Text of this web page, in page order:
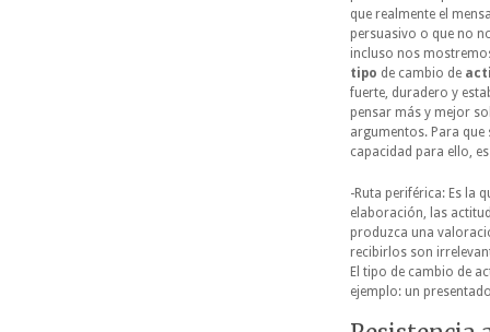
que realmente el
persuasivo o que no
incluso nos
tipo de cambio de
fuerte, duradero y
pensar más y mejor
argumentos. Para
capacidad para ello,
-Ruta periférica: Es la
elaboración, las
produzca una
recibirlos son
El tipo de cambio de
ejemplo: un